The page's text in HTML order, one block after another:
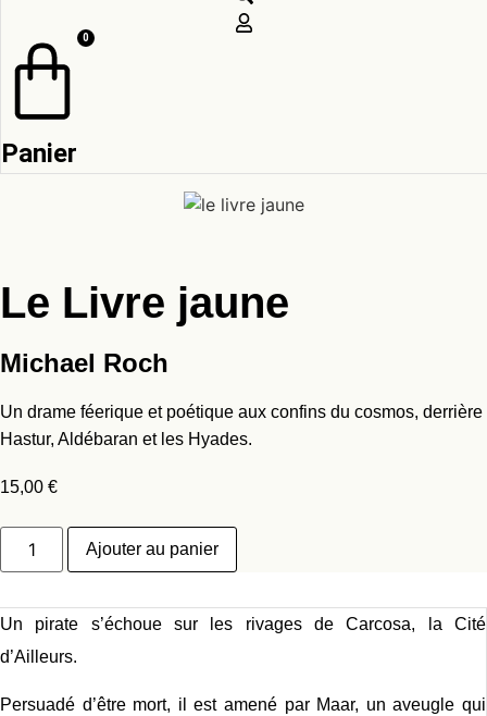
0
Panier
Le Livre jaune
Michael Roch
Un drame féerique et poétique aux confins du cosmos, derrière
Hastur, Aldébaran et les Hyades.
15,00 €
quantité
Le
jaune
Ajouter au panier
Un pirate s’échoue sur les rivages de Carcosa, la Cité
d’Ailleurs.
Persuadé d’être mort, il est amené par Maar, un aveugle qui